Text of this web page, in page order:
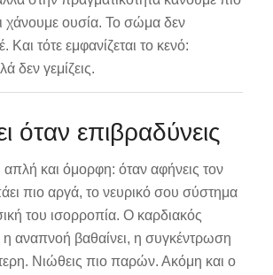
χάνουμε ουσία. Το σώμα δεν
Και τότε εμφανίζεται το κενό:
δεν γεμίζεις.
όταν επιβραδύνεις
απλή και όμορφη: όταν αφήνεις τον
πιο αργά, το νευρικό σου σύστημα
του ισορροπία. Ο καρδιακός
η αναπνοή βαθαίνει, η συγκέντρωση
Νιώθεις πιο παρών. Ακόμη και ο